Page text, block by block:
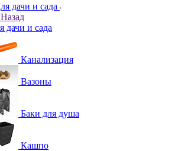
дачи и сада
Назад
дачи и сада
Канализация
Вазоны
Баки для душа
Кашпо